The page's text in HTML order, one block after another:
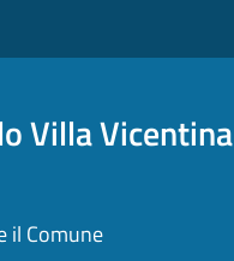
Villa Vicentina
il Comune